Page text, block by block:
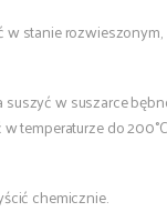
w stanie rozwieszonym,
suszyć w suszarce
temperaturze do
chemicznie.